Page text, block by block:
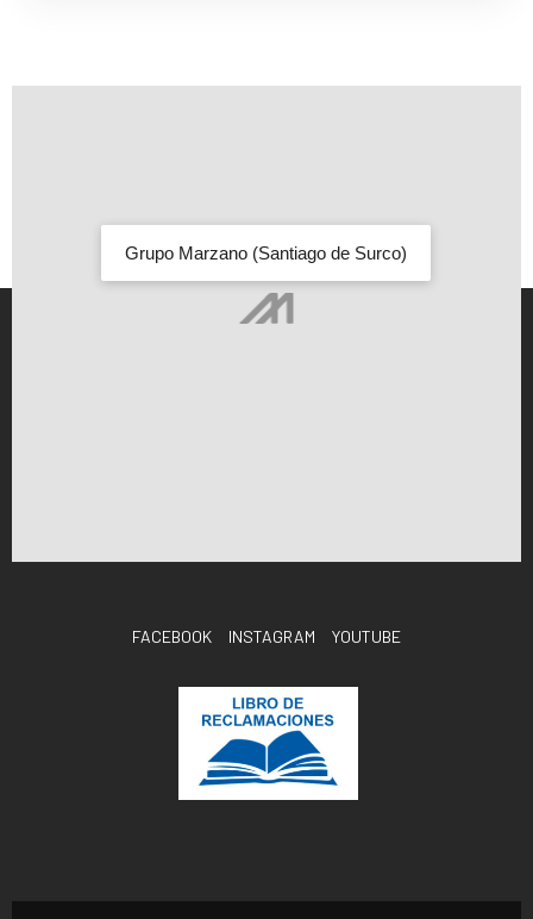
Grupo Marzano (Santiago de Surco)
FACEBOOK INSTAGRAM YOUTUBE